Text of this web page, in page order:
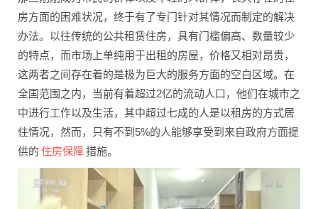
房方面的困难状况，终于有了专门针对其情况而制定的解决
办法。以往传统的公共租赁住房，具有门槛偏高、数量较少
的特点，而市场上单纯用于出租的房屋，价格又相对昂贵，
这两者之间存在着的是极为巨大的服务方面的空白区域。在
全国范围之内，当前有着超过2亿的流动人口，他们在城市之
中进行工作以及生活，其中超过七成的人是以租房的方式居
住情况，然而，只有不到5%的人能够享受到来自政府方面提
供的 住房保障措施。